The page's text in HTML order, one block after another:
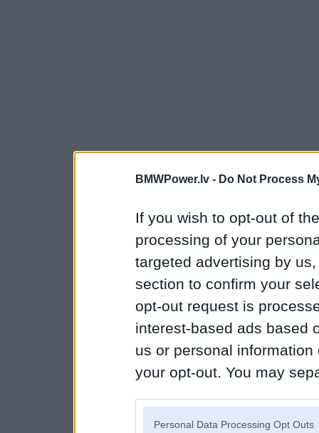
BMWPower.lv - Do Not Process
If you wish to opt-out of
processing of your
targeted advertising by
section to confirm your
opt-out request is
interest-based ads based
us or personal
your opt-out. You may
Personal Data Processing Opt Outs